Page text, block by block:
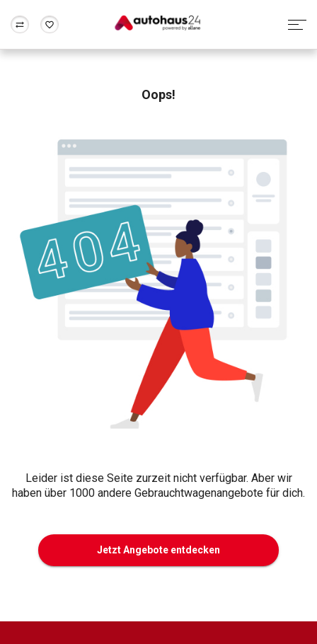
Rund um die Inzahlungnahme
Oops!
Leider ist diese Seite zurzeit nicht verfügbar. Aber wir
haben über 1000 andere Gebrauchtwagenangebote für dich.
Jetzt Angebote entdecken